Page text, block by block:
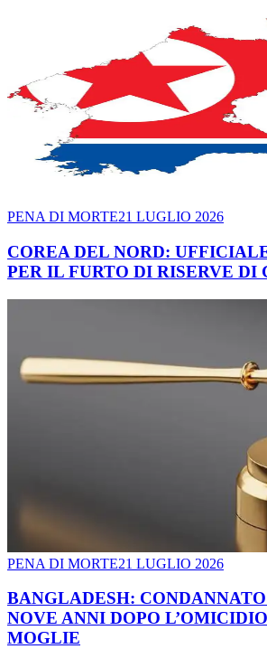
PENA DI MORTE21 LUGLIO 2026
COREA DEL NORD:
PER IL FURTO DI RISERVE DI
PENA DI MORTE21 LUGLIO 2026
BANGLADESH:
NOVE ANNI DOPO
MOGLIE